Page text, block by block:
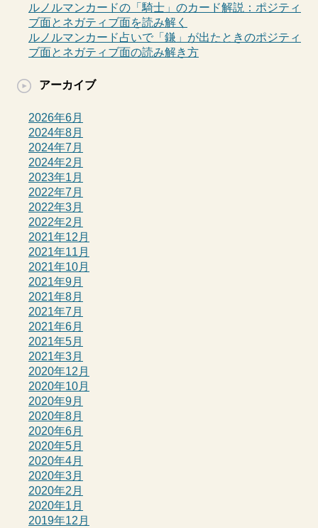
ルノルマンカードの「騎士」のカード解説：ポジティ
ブ面とネガティブ面を読み解く
ルノルマンカード占いで「鎌」が出たときのポジティ
ブ面とネガティブ面の読み解き方
アーカイブ
2026年6月
2024年8月
2024年7月
2024年2月
2023年1月
2022年7月
2022年3月
2022年2月
2021年12月
2021年11月
2021年10月
2021年9月
2021年8月
2021年7月
2021年6月
2021年5月
2021年3月
2020年12月
2020年10月
2020年9月
2020年8月
2020年6月
2020年5月
2020年4月
2020年3月
2020年2月
2020年1月
2019年12月